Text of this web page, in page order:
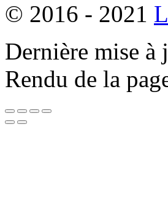
© 2016 - 2021
Dernière mise
Rendu de la